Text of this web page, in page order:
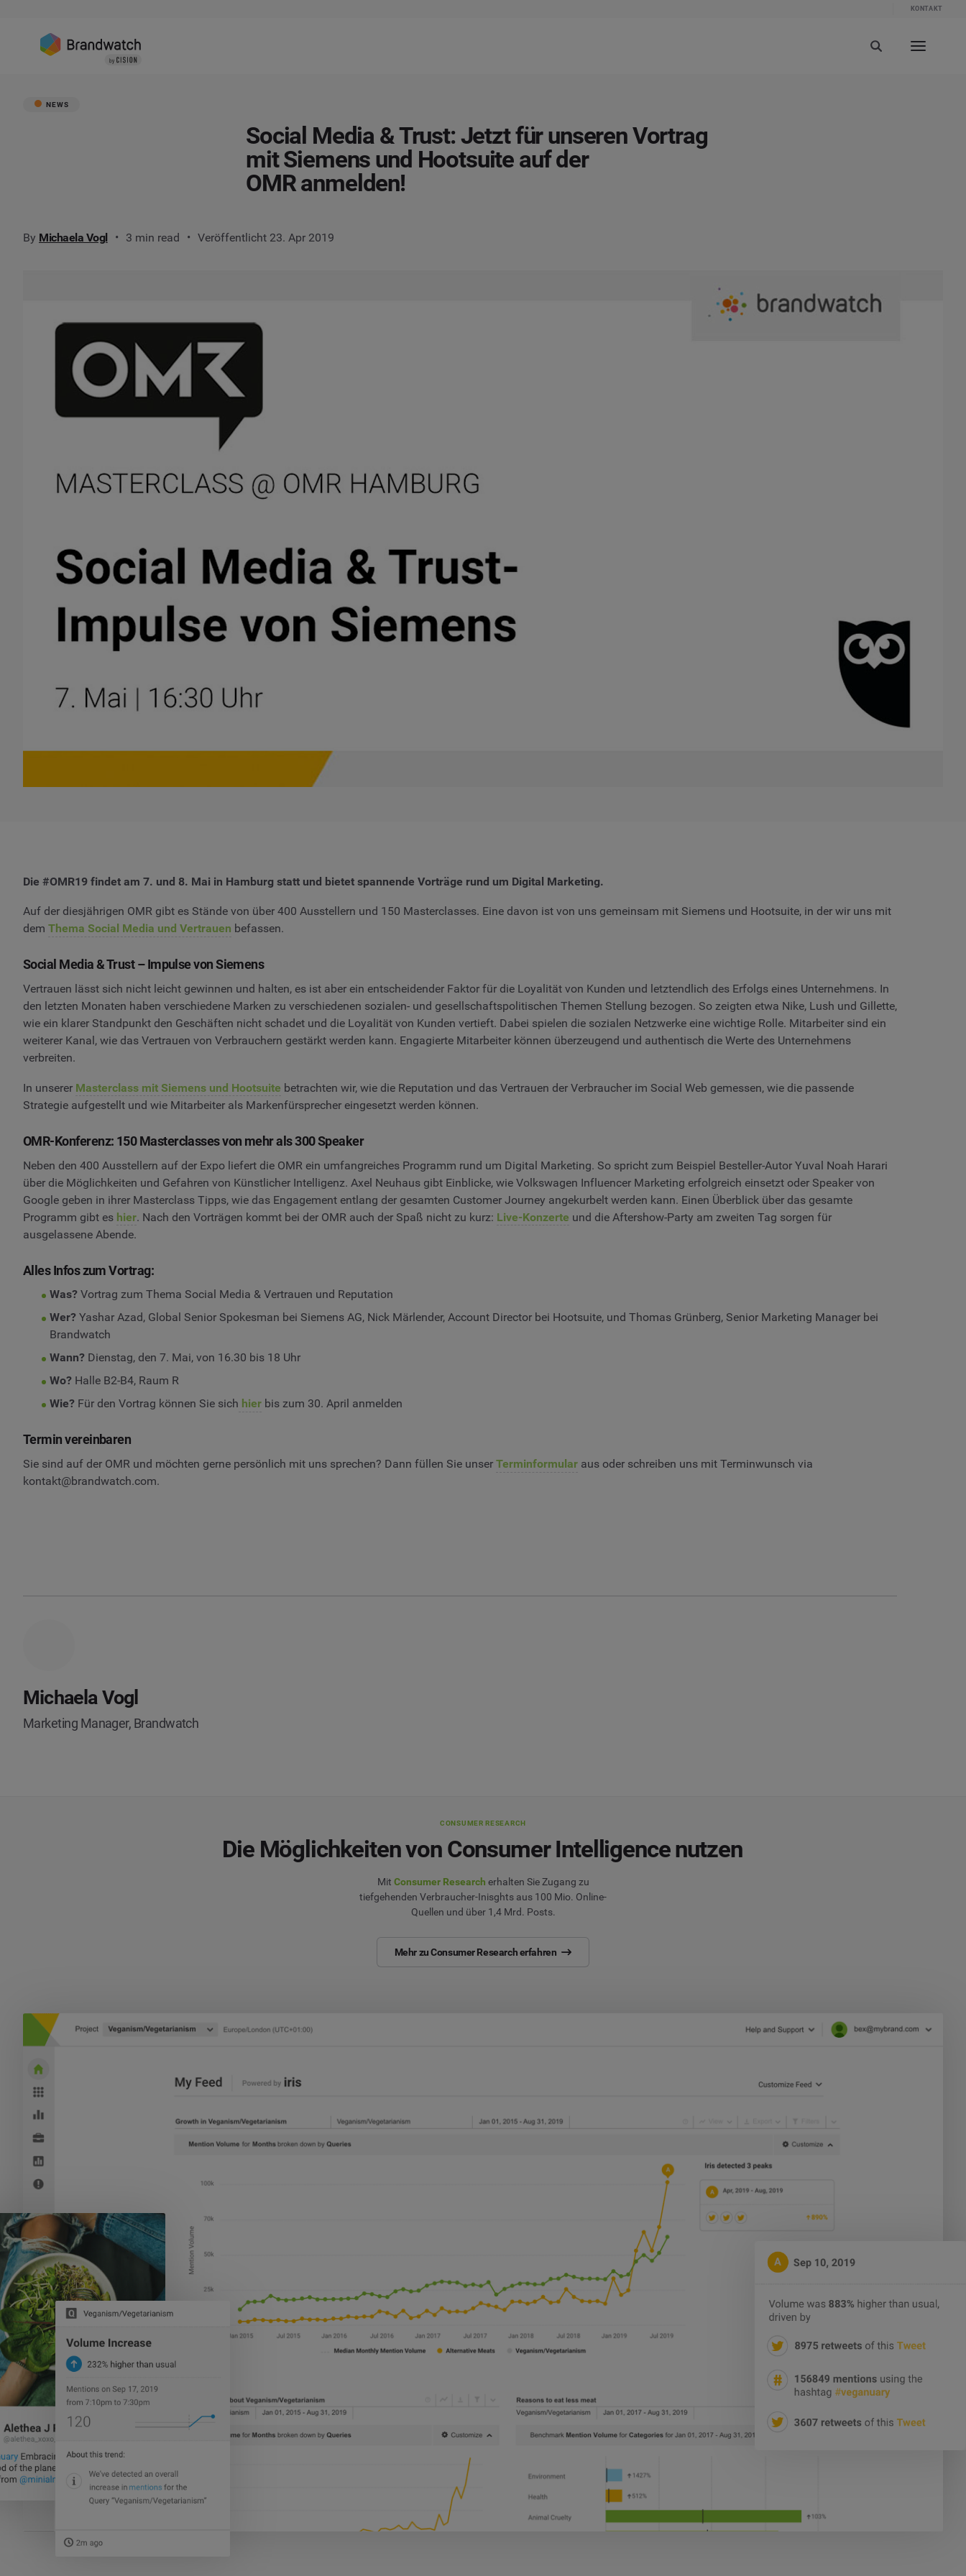
KONTAKT
NEWS
Social Media & Trust: Jetzt für unseren Vortrag
mit Siemens und Hootsuite auf der
OMR anmelden!
By Michaela Vogl 3 min read Veröffentlicht 23. Apr 2019
Die #OMR19 findet am 7. und 8. Mai in Hamburg statt und bietet spannende Vorträge rund um Digital Marketing.
Auf der diesjährigen OMR gibt es Stände von über 400 Ausstellern und 150 Masterclasses. Eine davon ist von uns gemeinsam mit Siemens und Hootsuite, in der wir uns mit
dem Thema Social Media und Vertrauen befassen.
Social Media & Trust – Impulse von Siemens
Vertrauen lässt sich nicht leicht gewinnen und halten, es ist aber ein entscheidender Faktor für die Loyalität von Kunden und letztendlich des Erfolgs eines Unternehmens. In
den letzten Monaten haben verschiedene Marken zu verschiedenen sozialen- und gesellschaftspolitischen Themen Stellung bezogen. So zeigten etwa Nike, Lush und Gillette,
wie ein klarer Standpunkt den Geschäften nicht schadet und die Loyalität von Kunden vertieft. Dabei spielen die sozialen Netzwerke eine wichtige Rolle. Mitarbeiter sind ein
weiterer Kanal, wie das Vertrauen von Verbrauchern gestärkt werden kann. Engagierte Mitarbeiter können überzeugend und authentisch die Werte des Unternehmens
verbreiten.
In unserer Masterclass mit Siemens und Hootsuite betrachten wir, wie die Reputation und das Vertrauen der Verbraucher im Social Web gemessen, wie die passende
Strategie aufgestellt und wie Mitarbeiter als Markenfürsprecher eingesetzt werden können.
OMR-Konferenz: 150 Masterclasses von mehr als 300 Speaker
Neben den 400 Ausstellern auf der Expo liefert die OMR ein umfangreiches Programm rund um Digital Marketing. So spricht zum Beispiel Besteller-Autor Yuval Noah Harari
über die Möglichkeiten und Gefahren von Künstlicher Intelligenz. Axel Neuhaus gibt Einblicke, wie Volkswagen Influencer Marketing erfolgreich einsetzt oder Speaker von
Google geben in ihrer Masterclass Tipps, wie das Engagement entlang der gesamten Customer Journey angekurbelt werden kann. Einen Überblick über das gesamte
Programm gibt es hier. Nach den Vorträgen kommt bei der OMR auch der Spaß nicht zu kurz: Live-Konzerte und die Aftershow-Party am zweiten Tag sorgen für
ausgelassene Abende.
Alles Infos zum Vortrag:
Was? Vortrag zum Thema Social Media & Vertrauen und Reputation
Wer?Yashar Azad, Global Senior Spokesman bei Siemens AG, Nick Märlender, Account Director bei Hootsuite, und Thomas Grünberg, Senior Marketing Manager bei
Brandwatch
Wann?Dienstag, den 7. Mai, von 16.30 bis 18 Uhr
Wo?Halle B2-B4, Raum R
Wie?Für den Vortrag können Sie sich hierbis zum 30. April anmelden
Termin vereinbaren
Sie sind auf der OMR und möchten gerne persönlich mit uns sprechen? Dann füllen Sie unser Terminformular aus oder schreiben uns mit Terminwunsch via
kontakt@brandwatch.com.
Michaela Vogl
Marketing Manager, Brandwatch
CONSUMER RESEARCH
Die Möglichkeiten von Consumer Intelligence nutzen
Mit Consumer Research erhalten Sie Zugang zu
tiefgehenden Verbraucher-Inisghts aus 100 Mio. Online-
Quellen und über 1,4 Mrd. Posts.
Mehr zu Consumer Research erfahren